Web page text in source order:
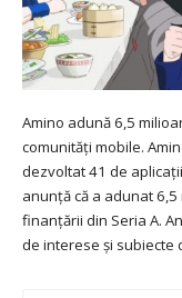
Amino adună 6,5
comunități mobile.
dezvoltat 41 de
anunță că a adunat
finanțării din Seria A.
de interese și subiecte